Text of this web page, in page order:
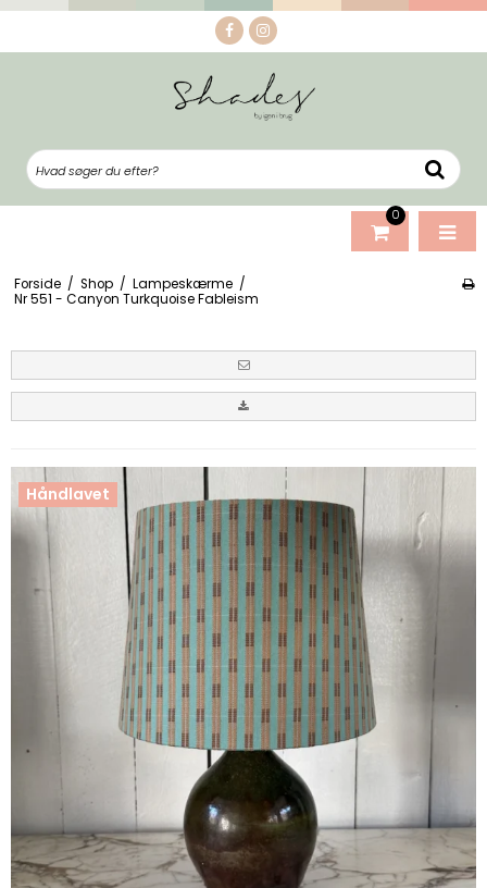
0
Forside / Shop / Lampeskærme /
Nr 551 - Canyon Turkquoise Fableism
Håndlavet